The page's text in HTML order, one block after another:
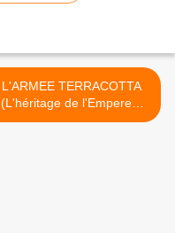
L'ARMEE TERRACOTTA
(L'héritage de l'Empereur
Chinois Eternel ) >